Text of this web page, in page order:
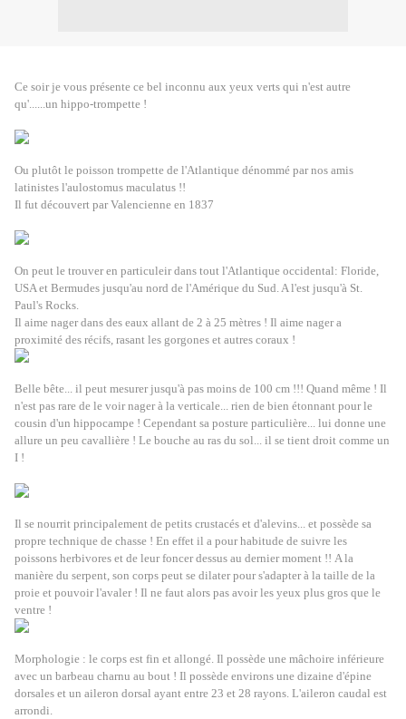
Ce soir je vous présente ce bel inconnu aux yeux verts qui n'est autre
qu'......un hippo-trompette !
Ou plutôt le poisson trompette de l'Atlantique dénommé par nos amis
latinistes l'aulostomus maculatus !!
Il fut découvert par Valencienne en 1837
On peut le trouver en particuleir dans tout l'Atlantique occidental: Floride,
USA et Bermudes jusqu'au nord de l'Amérique du Sud. A l'est jusqu'à St.
Paul's Rocks.
Il aime nager dans des eaux allant de 2 à 25 mètres ! Il aime nager a
proximité des récifs, rasant les gorgones et autres coraux !
Belle bête... il peut mesurer jusqu'à pas moins de 100 cm !!! Quand même ! Il
n'est pas rare de le voir nager à la verticale... rien de bien étonnant pour le
cousin d'un hippocampe ! Cependant sa posture particulière... lui donne une
allure un peu cavallière ! Le bouche au ras du sol... il se tient droit comme un
I !
Il se nourrit principalement de petits crustacés et d'alevins... et possède sa
propre technique de chasse ! En effet il a pour habitude de suivre les
poissons herbivores et de leur foncer dessus au dernier moment !! A la
manière du serpent, son corps peut se dilater pour s'adapter à la taille de la
proie et pouvoir l'avaler ! Il ne faut alors pas avoir les yeux plus gros que le
ventre !
Morphologie : le corps est fin et allongé. Il possède une mâchoire inférieure
avec un barbeau charnu au bout ! Il possède environs une dizaine d'épine
dorsales et un aileron dorsal ayant entre 23 et 28 rayons. L'aileron caudal est
arrondi.